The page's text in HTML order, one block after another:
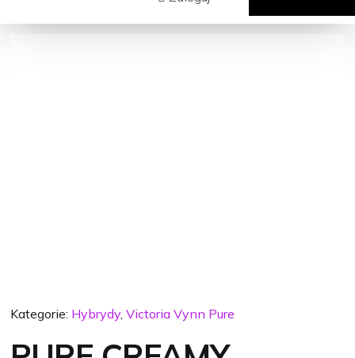
Kategorie: Hybrydy,Victoria Vynn Pure